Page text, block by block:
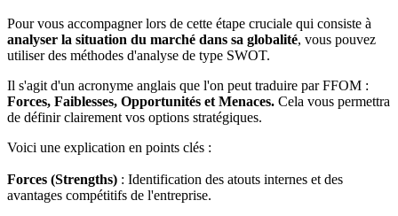
Pour vous accompagner lors de cette étape cruciale qui consiste à
analyser la situation du marché dans sa globalité, vous pouvez
utiliser des méthodes d'analyse de type SWOT.
Il s'agit d'un acronyme anglais que l'on peut traduire par FFOM :
Forces, Faiblesses, Opportunités et Menaces. Cela vous permettra
de définir clairement vos options stratégiques.
Voici une explication en points clés :
Forces (Strengths) : Identification des atouts internes et des
avantages compétitifs de l'entreprise.